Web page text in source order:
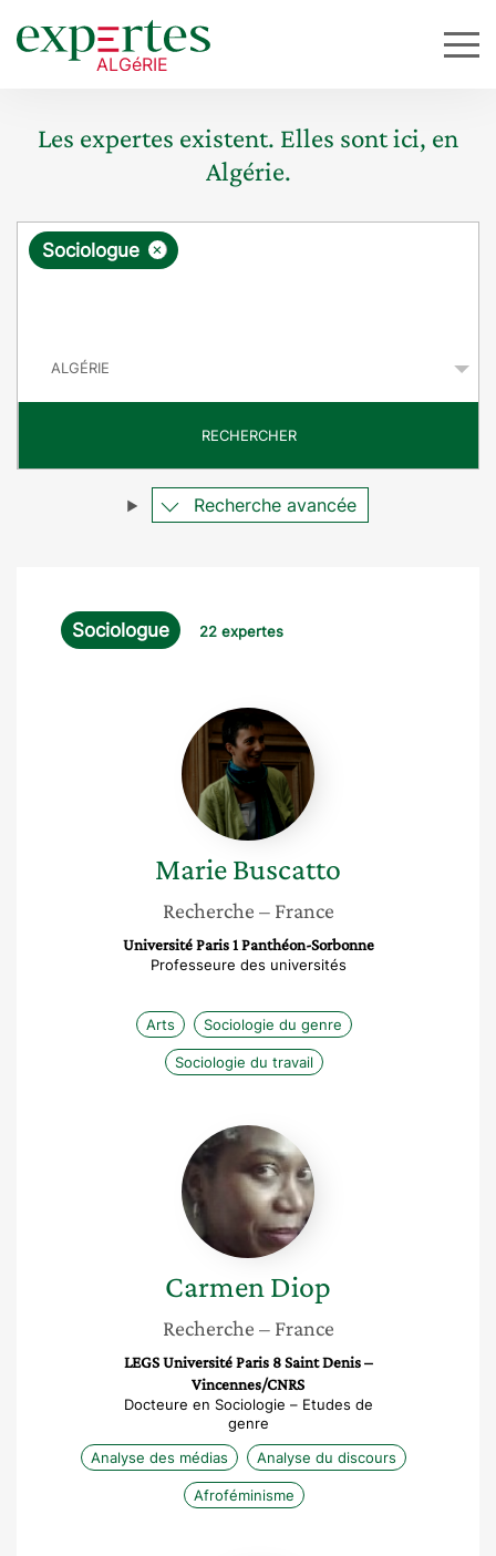
Les expertes existent. Elles sont ici, en
Algérie.
R
ê
e
×
Sociologue
RECHERCHER
Recherche avancée
Sociologue 22 expertes
Marie
Buscatto
MarieBuscatto
Recherche – France
Université Paris 1 Panthéon-Sorbonne
Professeure des universités
Arts Sociologie du genre
Sociologie du travail
Carmen
Diop
Carmen Diop
Recherche – France
LEGS Université Paris 8 Saint Denis –
Vincennes/CNRS
Docteure en Sociologie – Etudes de
genre
Analyse des médias
Analyse du discours
Afroféminisme